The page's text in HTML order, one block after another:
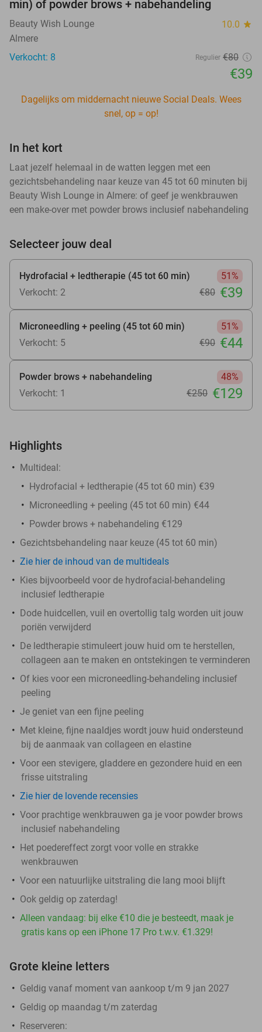
min) of powder brows + nabehandeling
Beauty Wish Lounge 10.0 star
Almere
Verkocht: 8
Regulier €80
€39
Dagelijks om middernacht nieuwe Social Deals. Wees
snel, op = op!
In het kort
Laat jezelf helemaal in de watten leggen met een
gezichtsbehandeling naar keuze van 45 tot 60 minuten bij
Beauty Wish Lounge in Almere: of geef je wenkbrauwen
een make-over met powder brows inclusief nabehandeling
Selecteer jouw deal
Hydrofacial + ledtherapie (45 tot 60 min)
51%
Verkocht: 2
€80 €39
Microneedling + peeling (45 tot 60 min)
51%
Verkocht: 5
€90 €44
Powder brows + nabehandeling
48%
Verkocht: 1
€250 €129
Highlights
Multideal:
Hydrofacial + ledtherapie (45 tot 60 min) €39
Microneedling + peeling (45 tot 60 min) €44
Powder brows + nabehandeling €129
Gezichtsbehandeling naar keuze (45 tot 60 min)
Zie hier de inhoud van de multideals
Kies bijvoorbeeld voor de hydrofacial-behandeling
inclusief ledtherapie
Dode huidcellen, vuil en overtollig talg worden uit jouw
poriën verwijderd
De ledtherapie stimuleert jouw huid om te herstellen,
collageen aan te maken en ontstekingen te verminderen
Of kies voor een microneedling-behandeling inclusief
peeling
Je geniet van een fijne peeling
Met kleine, fijne naaldjes wordt jouw huid ondersteund
bij de aanmaak van collageen en elastine
Voor een stevigere, gladdere en gezondere huid en een
frisse uitstraling
Zie hier de lovende recensies
Voor prachtige wenkbrauwen ga je voor powder brows
inclusief nabehandeling
Het poedereffect zorgt voor volle en strakke
wenkbrauwen
Voor een natuurlijke uitstraling die lang mooi blijft
Ook geldig op zaterdag!
Alleen vandaag: bij elke €10 die je besteedt, maak je
gratis kans op een iPhone 17 Pro t.w.v. €1.329!
Grote kleine letters
Geldig vanaf moment van aankoop t/m 9 jan 2027
Geldig op maandag t/m zaterdag
Reserveren: